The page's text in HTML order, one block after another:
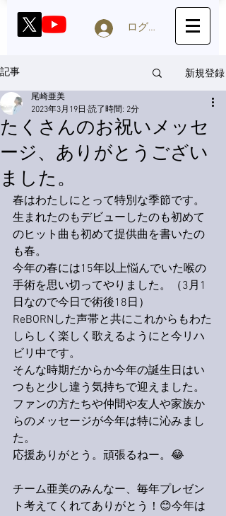
ログイン
記事 新規登録
たくさんのお祝いメッセ
ージ、ありがとうござい
ました。
尾崎亜美
2023年3月19日 読了時間: 2分
春はわたしにとって特別な季節です。
生まれたのもデビューしたのも初めて
のヒット曲も初めて提供曲を書いたの
も春。
今年の春には15年以上悩んでいた喉の
手術を思い切ってやりました。（3月1
日なので今日で術後18日）
ReBORNした声帯と共にこれからもわた
しらしく楽しく歌えるようにと今リハ
ビリ中です。
そんな時期だからか今年の誕生日はい
つもと少し違う気持ちで迎えました。
ファンの方たちや仲間や友人や家族か
らのメッセージが今年は特に沁みまし
た。
応援ありがとう。頑張るねー。😂
チーム亜美のみんなー、毎年プレゼン
ト考えてくれてありがとう！😊今年は